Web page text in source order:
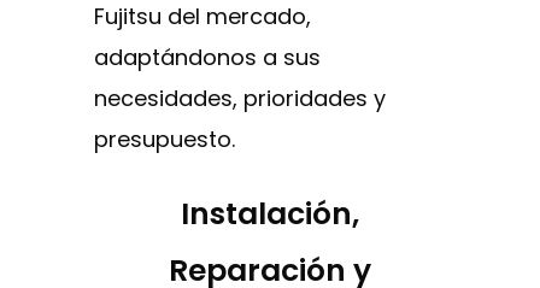
Fujitsu del mercado,
adaptándonos a sus
necesidades, prioridades y
presupuesto.
Instalación,
Reparación y